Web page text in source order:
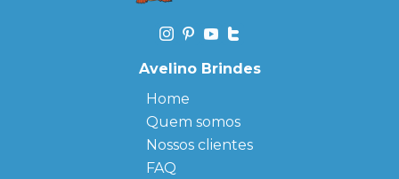
Avelino Brindes
Home
Quem somos
Nossos clientes
FAQ